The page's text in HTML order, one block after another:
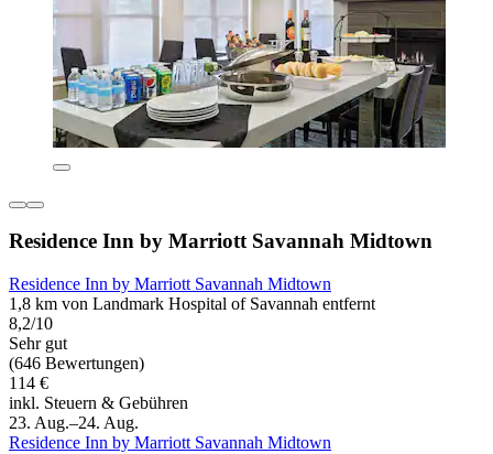
Residence Inn by Marriott Savannah Midtown
Residence Inn by Marriott Savannah Midtown
1,8 km von Landmark Hospital of Savannah entfernt
8,2/10
Sehr gut
(646 Bewertungen)
114 €
inkl. Steuern & Gebühren
23. Aug.–24. Aug.
Residence Inn by Marriott Savannah Midtown